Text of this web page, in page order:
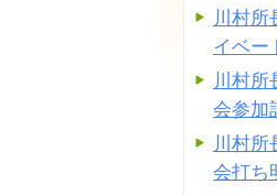
川村所
イベー
川村所
会参加
川村所
会打ち